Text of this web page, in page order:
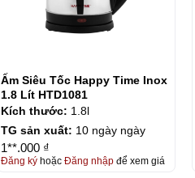
Ấm Siêu Tốc Happy Time Inox
1.8 Lít HTD1081
Kích thước: 1.8l
TG sản xuất: 10 ngày ngày
1**.000 ₫
Đăng kýhoặc Đăng nhậpđể xem giá